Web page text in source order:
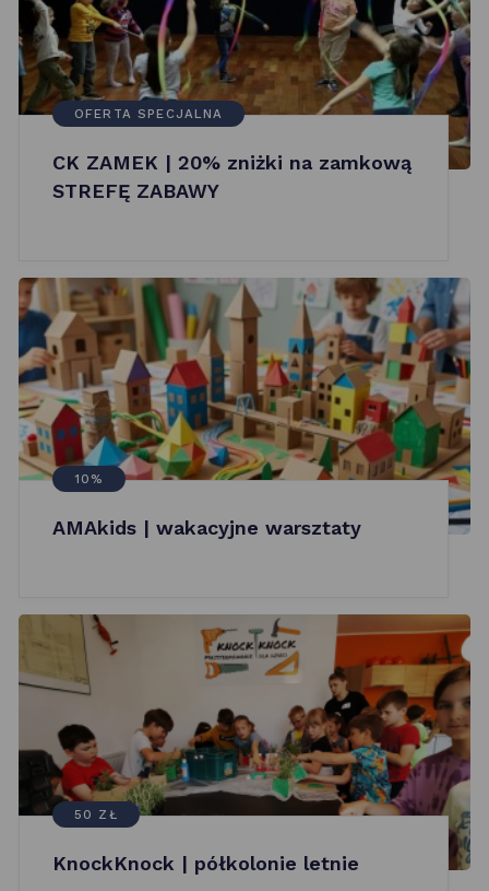
OFERTA SPECJALNA
CK ZAMEK | 20% zniżki na zamkową
STREFĘ ZABAWY
10%
AMAkids | wakacyjne warsztaty
50 ZŁ
KnockKnock | półkolonie letnie